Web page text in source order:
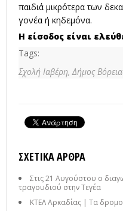
παιδιά μικρότερα των
γονέα ή κηδεμόνα.
Η είσοδος είναι
Tags:
Σχολή Ιαβέρη, Δήμος
ΣΧΕΤΙΚΆ ΆΡΘΡΑ
Στις 21 Αυγούστου ο
τραγουδιού στην Τεγέα
ΚΤΕΛ Αρκαδίας | Τα